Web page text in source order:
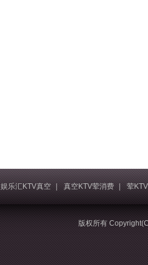
娱乐汇KTV真空 | 真空KTV荤消费 | 荤
版权所有